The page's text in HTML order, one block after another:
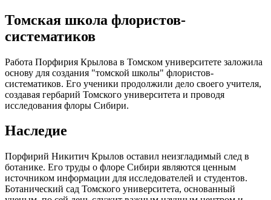
Томская школа флористов-
систематиков
Работа Порфирия Крылова в Томском университете заложила
основу для создания "томской школы" флористов-
систематиков. Его ученики продолжили дело своего учителя,
создавая гербарий Томского университета и проводя
исследования флоры Сибири.
Наследие
Порфирий Никитич Крылов оставил неизгладимый след в
ботанике. Его труды о флоре Сибири являются ценным
источником информации для исследователей и студентов.
Ботанический сад Томского университета, основанный